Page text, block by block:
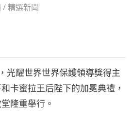
/精選新聞
光耀世界世界保護領導獎得主
卡蜜拉王后陛下的加冕典禮，
隆重舉行。